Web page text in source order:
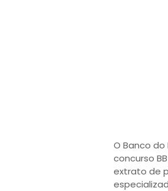
O Banco do
concurso
extrato de